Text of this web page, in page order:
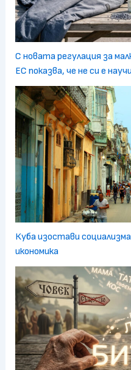
С новата регулация за
ЕС показва, че не си е
Куба изостави
икономика